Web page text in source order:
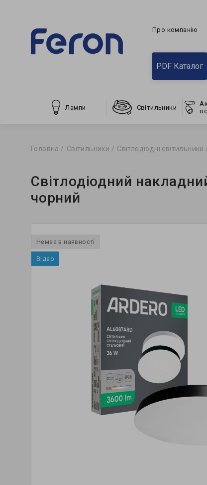
Про компанію
PDF Каталог
Лампи Світильники
Головна Світильники Світлодіодні світильники
Світлодіодний
чорний
Немає в наявності
Відео